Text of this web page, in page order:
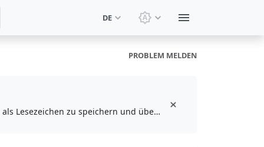
DE Design wechseln:
PROBLEM MELDEN
Installieren Sie die kostenlose Browser-Erweiterung, um Ihre Lieblingswerkzeuge als Lesezeichen zu speichern und über die Symbolleiste darauf zuzugreifen